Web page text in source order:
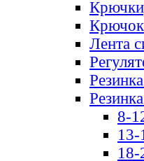
Крючок
Лента
8-
13-
18-